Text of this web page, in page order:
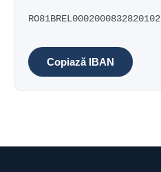
RO81BREL0002000832820102
Copiază IBAN